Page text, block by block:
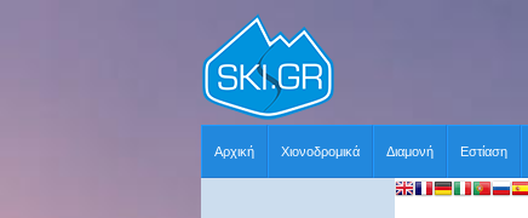
Αρχική Χιονοδρομικά Διαμονή Εστίαση